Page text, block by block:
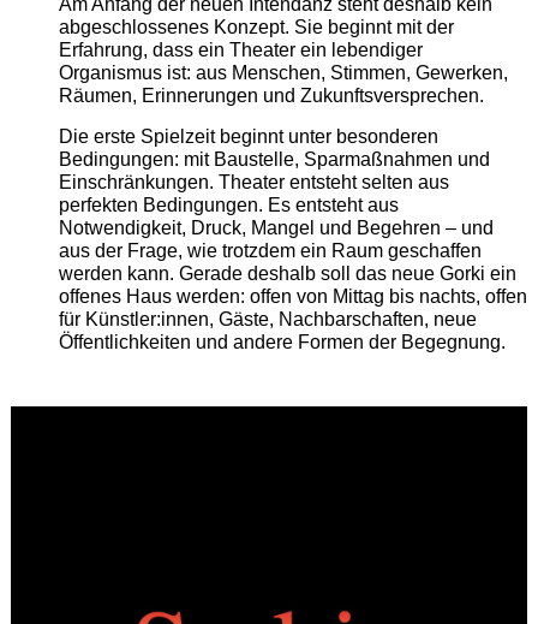
abgeschlossenes Konzept. Sie beginnt mit der
Erfahrung, dass ein Theater ein lebendiger
Organismus ist: aus Menschen, Stimmen, Gewerken,
Räumen, Erinnerungen und Zukunftsversprechen.
Die erste Spielzeit beginnt unter besonderen
Bedingungen: mit Baustelle, Sparmaßnahmen und
Einschränkungen. Theater entsteht selten aus
perfekten Bedingungen. Es entsteht aus
Notwendigkeit, Druck, Mangel und Begehren – und
aus der Frage, wie trotzdem ein Raum geschaffen
werden kann. Gerade deshalb soll das neue Gorki ein
offenes Haus werden: offen von Mittag bis nachts, offen
für Künstler:innen, Gäste, Nachbarschaften, neue
Öffentlichkeiten und andere Formen der Begegnung.